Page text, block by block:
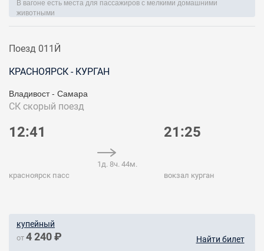
В вагоне есть места для пассажиров с мелкими домашними
животными
Поезд 011Й
КРАСНОЯРСК - КУРГАН
Владивост - Самара
СК скорый поезд
12:41
красноярск пасс
1д. 8ч. 44м.
21:25
вокзал курган
купейный
от 4 240 ₽ Найти билет